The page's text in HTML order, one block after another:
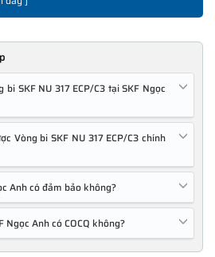
SKF NU 317 ECP/C3 tại SKF Ngọc
Vòng bi SKF NU 317 ECP/C3 chính
Anh có đảm bảo không?
Ngọc Anh có COCQ không?